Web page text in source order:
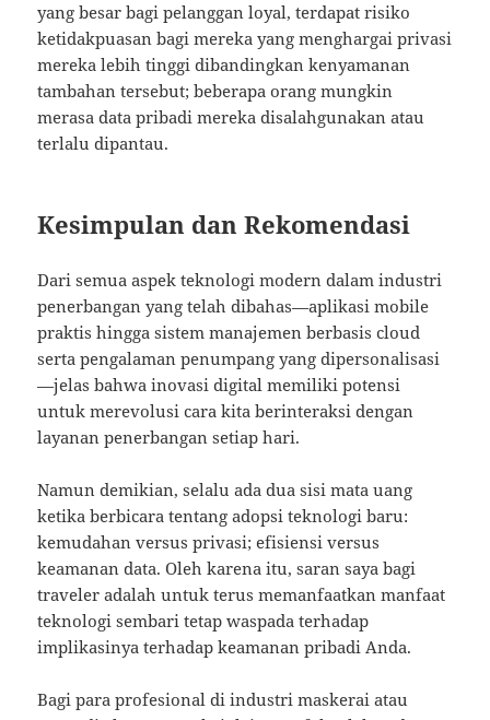
yang besar bagi pelanggan loyal, terdapat risiko
ketidakpuasan bagi mereka yang menghargai privasi
mereka lebih tinggi dibandingkan kenyamanan
tambahan tersebut; beberapa orang mungkin
merasa data pribadi mereka disalahgunakan atau
terlalu dipantau.
Kesimpulan dan Rekomendasi
Dari semua aspek teknologi modern dalam industri
penerbangan yang telah dibahas—aplikasi mobile
praktis hingga sistem manajemen berbasis cloud
serta pengalaman penumpang yang dipersonalisasi
—jelas bahwa inovasi digital memiliki potensi
untuk merevolusi cara kita berinteraksi dengan
layanan penerbangan setiap hari.
Namun demikian, selalu ada dua sisi mata uang
ketika berbicara tentang adopsi teknologi baru:
kemudahan versus privasi; efisiensi versus
keamanan data. Oleh karena itu, saran saya bagi
traveler adalah untuk terus memanfaatkan manfaat
teknologi sembari tetap waspada terhadap
implikasinya terhadap keamanan pribadi Anda.
Bagi para profesional di industri maskerai atau